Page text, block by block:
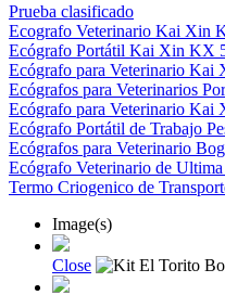
Prueba clasificado
Ecografo Veterinario Kai Xin
Ecógrafo Portátil Kai Xin KX
Ecógrafo para Veterinario
Ecógrafos para Veterinarios
Ecógrafo para Veterinario
Ecógrafo Portátil de Trabajo
Ecógrafos para Veterinario
Ecógrafo Veterinario de Ultima
Termo Criogenico de
Image(s)
Close